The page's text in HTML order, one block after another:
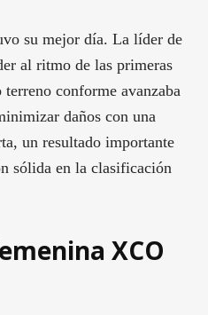
su mejor día. La líder de
al ritmo de las primeras
conforme avanzaba
daños con una
un resultado importante
sólida en la clasificación
XCO